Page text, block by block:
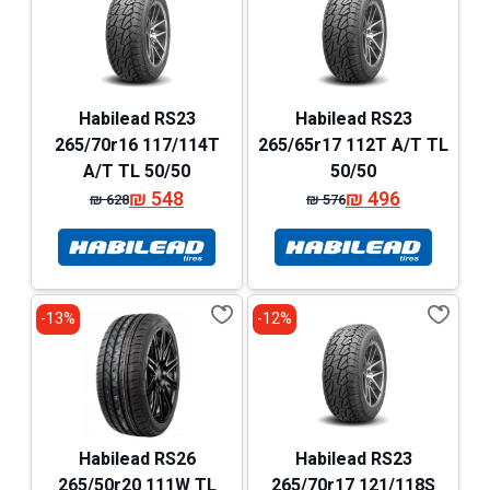
Habilead RS23
265/65r17 112T A/T TL
50/50
₪576
המחיר
המקורי
היה:
₪ 576.
₪496 המחיר
הנוכחי
הוא:
₪ 496.
Habilead RS23
265/70r16 117/114T
A/T TL 50/50
₪628
המחיר
המקורי
היה:
₪ 628.
₪548 המחיר
הנוכחי
הוא:
₪ 548.
12%-
Habilead RS23
13%-
Habilead RS26